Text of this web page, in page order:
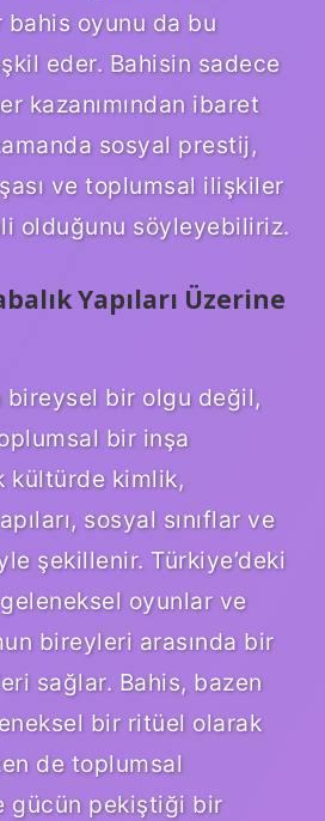
bahis oyunu da bu
eder. Bahisin sadece
kazanımından ibaret
sosyal prestij,
ve toplumsal ilişkiler
olduğunu söyleyebiliriz.
Yapıları Üzerine
bireysel bir olgu değil,
bir inşa
kültürde kimlik,
sosyal sınıflar ve
şekillenir. Türkiye’deki
oyunlar ve
bireyleri arasında bir
sağlar. Bahis, bazen
bir ritüel olarak
de toplumsal
gücün pekiştiği bir